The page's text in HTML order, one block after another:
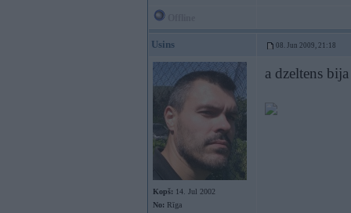
Usins 08. Jun 2009, 21:18
Kopš: 14. Jul 2002
No: Rīga
a dzeltens